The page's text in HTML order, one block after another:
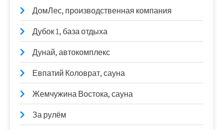
ДомЛес, производственная компания
Дубок 1, база отдыха
Дунай, автокомплекс
Евпатий Коловрат, сауна
Жемчужина Востока, сауна
За рулём